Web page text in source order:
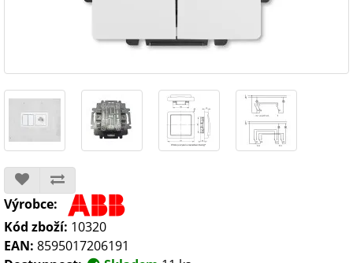
Výrobce:
Kód zboží: 10320
EAN: 8595017206191